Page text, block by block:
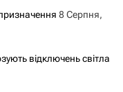
8 Серпня,
відключень світла